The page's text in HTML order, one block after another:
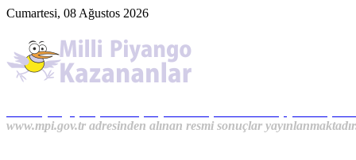
Cumartesi, 08 Ağustos 2026
www.mpi.gov.tr adresinden alınan resmi sonuçlar